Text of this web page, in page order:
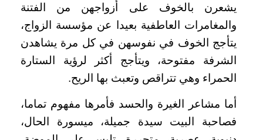
يشعرن بالخوف على أزواجهن من الفتنة
والمغامرات العاطفية بعيدا عن مؤسسة الزواج،
يتأجج الخوف في نفوسهن في كل مرة يشاهدن
الشرفة مفتوحة، ويتأجج أكثر لرؤية الستارة
الحمراء وهي تتراقص وتعبث بها الريح.
أما مشاعر الغيرة والحسد فأمرها مفهوم تماما،
فصاحبة البيت سيدة جميلة، ميسورة الحال،